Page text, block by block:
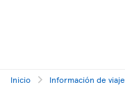
Inicio Información de viaje